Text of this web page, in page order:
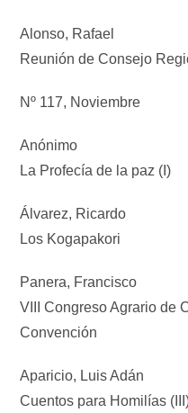
Alonso, Rafael
Reunión de Consejo
Nº 117, Noviembre
Anónimo
La Profecía de la paz (I)
Álvarez, Ricardo
Los Kogapakori
Panera, Francisco
VIII Congreso Agrario de
Convención
Aparicio, Luis Adán
Cuentos para Homilías